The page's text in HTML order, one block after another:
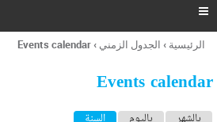
ر
ل
ح

أنت
هنا
الرئيسية › الجدول الزمني ›
Events calendar
Events calendar